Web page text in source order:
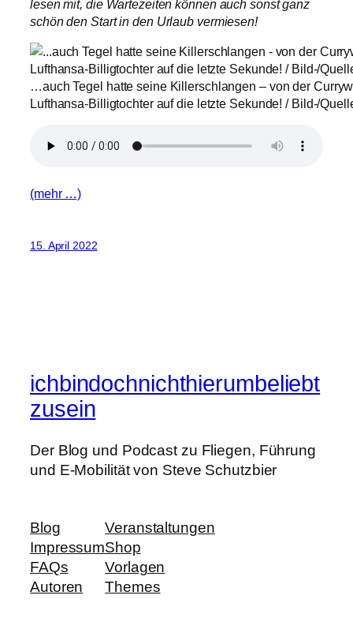
lesen mit, die Wartezeiten können auch sonst ganz
schön den Start in den Urlaub vermiesen!
…auch Tegel hatte seine Killerschlangen – von der
Lufthansa-Billigtochter auf die letzte Sekunde! / Bild-/
(mehr …)
15. April 2022
ichbindochnichthierumbeliebt
zusein
Der Blog und Podcast zu Fliegen, Führung
und E-Mobilität von Steve Schutzbier
Blog
Impressum
FAQs
Autoren
Veranstaltungen
Shop
Vorlagen
Themes